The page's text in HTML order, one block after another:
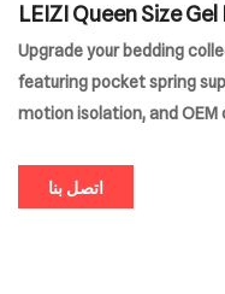
LEIZI Queen Size
Upgrade your bedding
featuring pocket spring
motion isolation, and
اتصل بنا